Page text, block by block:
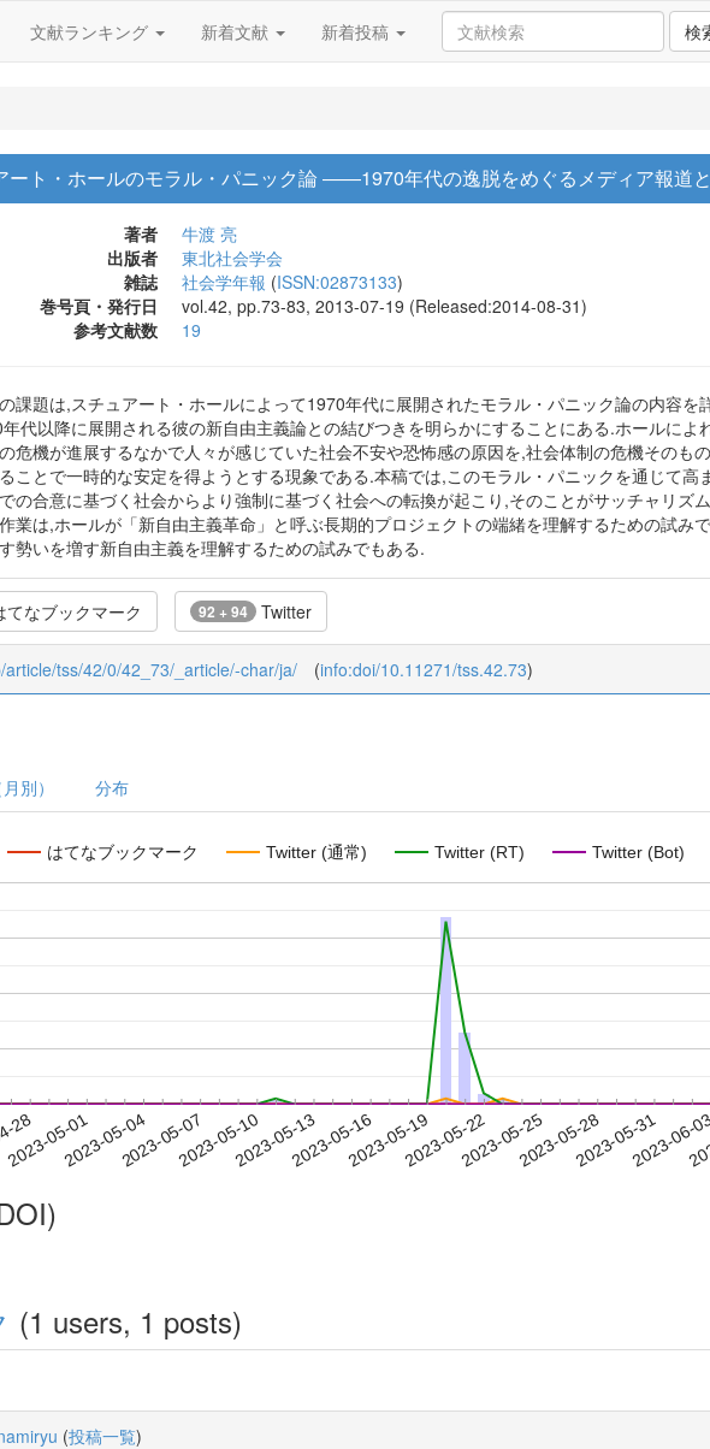
文献ランキング 新着文献 新着投稿 検
ート・ホールのモラル・パニック論 ――1970年代の逸脱をめぐるメディア報
著者
牛渡 亮
出版者
東北社会学会
雑誌
社会学年報 (ISSN:02873133)
巻号頁・発行日
vol.42, pp.73-83, 2013-07-19 (Released:2014-08-31)
参考文献数
19
課題は,スチュアート・ホールによって1970年代に展開されたモラル・パニック論の内容を
代以降に展開される彼の新自由主義論との結びつきを明らかにすることにある.ホールに
危機が進展するなかで人々が感じていた社会不安や恐怖感の原因を,社会体制の危機そのも
ことで一時的な安定を得ようとする現象である.本稿では,このモラル・パニックを通じて
の合意に基づく社会からより強制に基づく社会への転換が起こり,そのことがサッチャリズ
業は,ホールが「新自由主義革命」と呼ぶ長期的プロジェクトの端緒を理解するための試み
勢いを増す新自由主義を理解するための試みでもある.
てなブックマーク 92 + 94 Twitter
tss/42/0/42_73/_article/-char/ja/ (info:doi/10.11271/tss.42.73)
別） 分布
はてなブックマーク Twitter (通常) Twitter (RT) Twitter (Bot)
28
2023-05-012023-05-042023-05-072023-05-102023-05-132023-05-162023-05-192023-05-222023-05-252023-05-282023-05-312023-06-
(1 users, 1 posts)
(投稿一覧)